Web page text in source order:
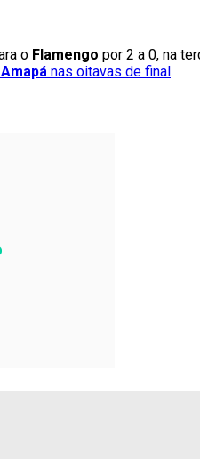
o Flamengo por 2 a 0, na
nas oitavas de final .